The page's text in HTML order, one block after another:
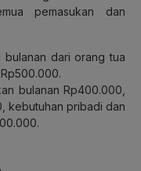
pemasukan dan
bulanan dari orang tua
bulanan Rp400.000,
kebutuhan pribadi dan